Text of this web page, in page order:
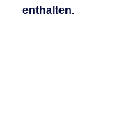
enthalten.